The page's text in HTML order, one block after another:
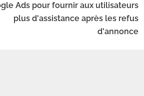
Ads pour fournir aux utilisateurs
plus d'assistance après les refus
d'annonce